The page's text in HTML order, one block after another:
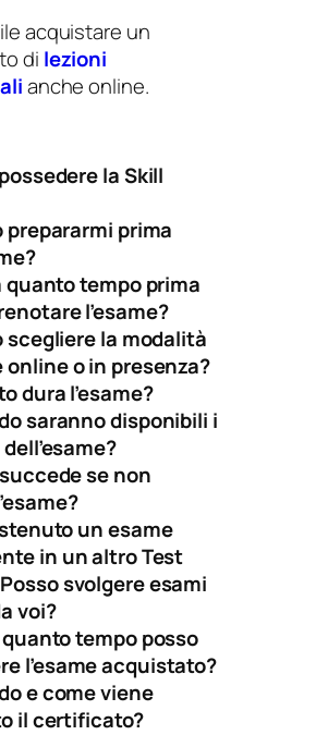
acquistare un
di lezioni
anche online.
la Skill
prepararmi prima
quanto tempo prima
l’esame?
scegliere la modalità
online o in presenza?
dura l’esame?
saranno disponibili i
se non
un esame
in un altro Test
svolgere esami
voi?
tempo posso
l’esame acquistato?
e come viene
il certificato?